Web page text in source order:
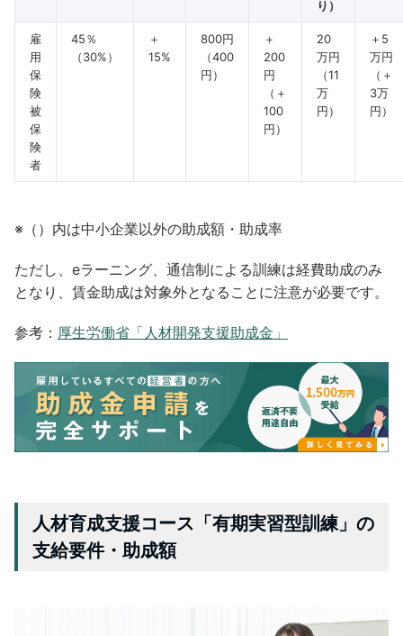
り）
雇
用
保
険
被
保
険
者
45％
（30%）
＋
15%
800円
（400
円）
＋
200
円
（＋
100
円）
20
万円
（11
万
円）
＋5
万円
（＋
3万
円）
※（）内は中小企業以外の助成額・助成率
ただし、eラーニング、通信制による訓練は経費助成のみ
となり、賃金助成は対象外となることに注意が必要です。
参考： 厚生労働省「人材開発支援助成金」
人材育成支援コース「有期実習型訓練」の
支給要件・助成額